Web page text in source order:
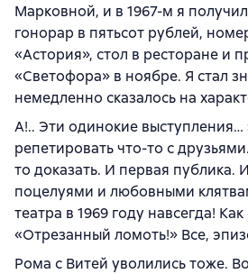
Марковной, и в 1967-м я
гонорар в пятьсот рублей,
«Астория», стол в ресторане и
«Светофора» в ноябре. Я стал
немедленно сказалось на
А!.. Эти одинокие выступления…
репетировать что-то с
то доказать. И первая публика.
поцелуями и любовными
театра в 1969 году навсегда!
«Отрезанный ломоть!» Все,
Рома с Витей уволились тоже.